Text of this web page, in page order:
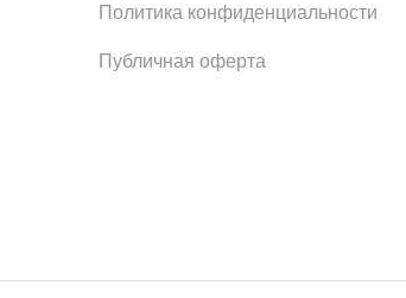
Политика конфиденциальности
Публичная оферта